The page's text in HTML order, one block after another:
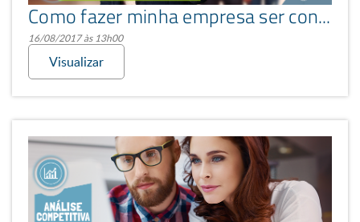
Como fazer minha empresa ser conhecida?
16/08/2017 às 13h00
Visualizar